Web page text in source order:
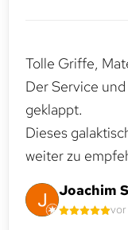
Tolle Griffe,
Der Service
geklappt.
Dieses
weiter zu
Joachim
vor